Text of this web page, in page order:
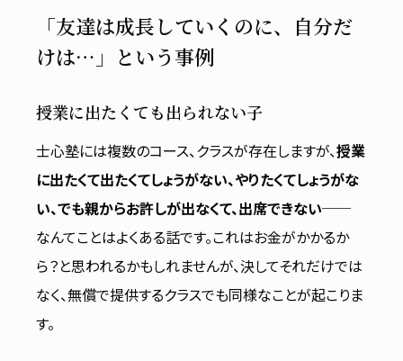
「友達は成長していくのに、自分だ
けは…」という事例
授業に出たくても出られない子
士心塾には複数のコース、クラスが存在しますが、授業
に出たくて出たくてしょうがない、やりたくてしょうがな
い、でも親からお許しが出なくて、出席できない──
なんてことはよくある話です。これはお金がかかるか
ら？と思われるかもしれませんが、決してそれだけでは
なく、無償で提供するクラスでも同様なことが起こりま
す。